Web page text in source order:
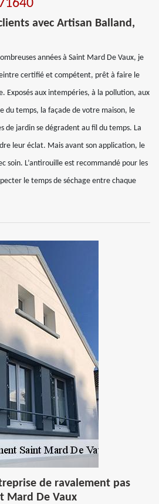
avec Artisan Balland,
années à Saint Mard De Vaux, je
certifié et compétent, prêt à faire le
Exposés aux intempéries, à la pollution, aux
du temps, la façade de votre maison, le
de jardin se dégradent au fil du temps. La
leur éclat. Mais avant son application, le
soin. L’antirouille est recommandé pour les
le temps de séchage entre chaque
de ravalement pas
Mard De Vaux